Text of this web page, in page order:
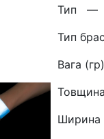
Тип —
Тип
Вага